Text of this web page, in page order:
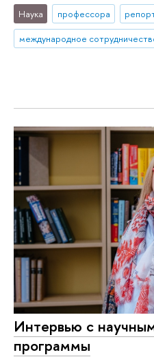
Наука профессора
международное
Интервью с
программы